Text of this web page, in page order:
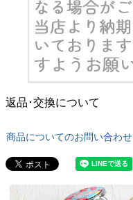
返品･交換について
商品についてのお問い合わせ